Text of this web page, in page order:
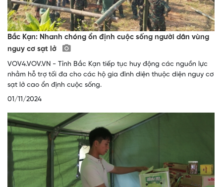
Bắc Kạn: Nhanh chóng ổn định cuộc sống người dân vùng
nguy cơ sạt lở
VOV4.VOV.VN - Tỉnh Bắc Kạn tiếp tục huy động các nguồn lực
nhằm hỗ trợ tối đa cho các hộ gia đình diện thuộc diện nguy cơ
sạt lở cao ổn định cuộc sống.
01/11/2024